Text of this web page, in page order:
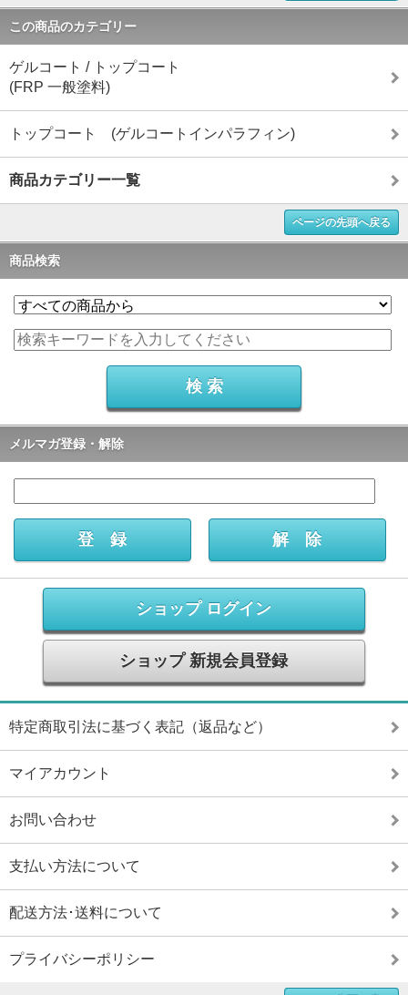
この商品のカテゴリー
ゲルコート / トップコート
(FRP 一般塗料)
トップコート (ゲルコートインパラフィン)
商品カテゴリー一覧
ページの先頭へ戻る
商品検索
メルマガ登録・解除
ショップ ログイン
ショップ 新規会員登録
特定商取引法に基づく表記（返品など）
マイアカウント
お問い合わせ
支払い方法について
配送方法･送料について
プライバシーポリシー